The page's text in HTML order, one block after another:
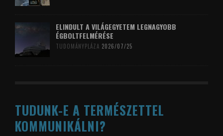
ELINDULT A VILÁGEGYETEM LEGNAGYOBB
ÉGBOLTFELMÉRÉSE
TUDOMÁNYPLÁZA 2026/07/25
TUDUNK-E A TERMÉSZETTEL
KOMMUNIKÁLNI?